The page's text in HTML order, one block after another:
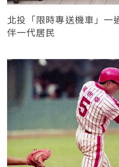
北投「限時專送機車」一
伴一代居民